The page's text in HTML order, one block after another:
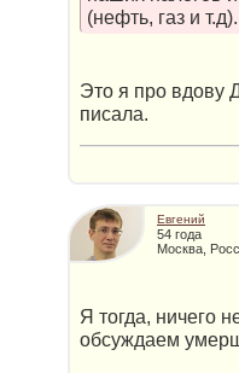
(нефть, газ и
Это я про вдову
писала.
Евгений
54 года
Москва,
Я тогда, ничего
обсуждаем